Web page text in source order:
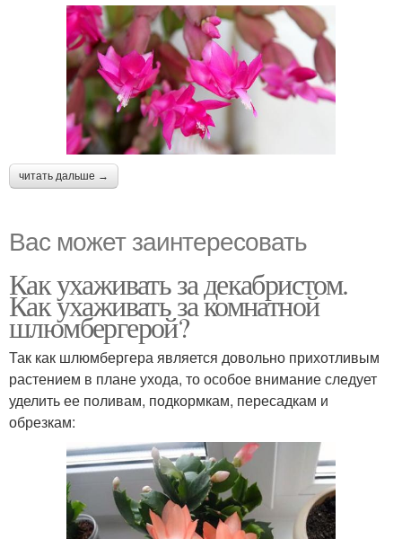
читать дальше →
Вас может заинтересовать
Как ухаживать за декабристом.
Как ухаживать за комнатной
шлюмбергерой?
Так как шлюмбергера является довольно прихотливым
растением в плане ухода, то особое внимание следует
уделить ее поливам, подкормкам, пересадкам и
обрезкам: